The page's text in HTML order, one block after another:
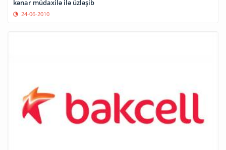
kənar müdaxilə ilə üzləşib
24-06-2010